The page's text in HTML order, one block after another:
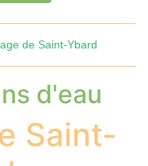
de Saint-Ybard
d'eau
Saint-